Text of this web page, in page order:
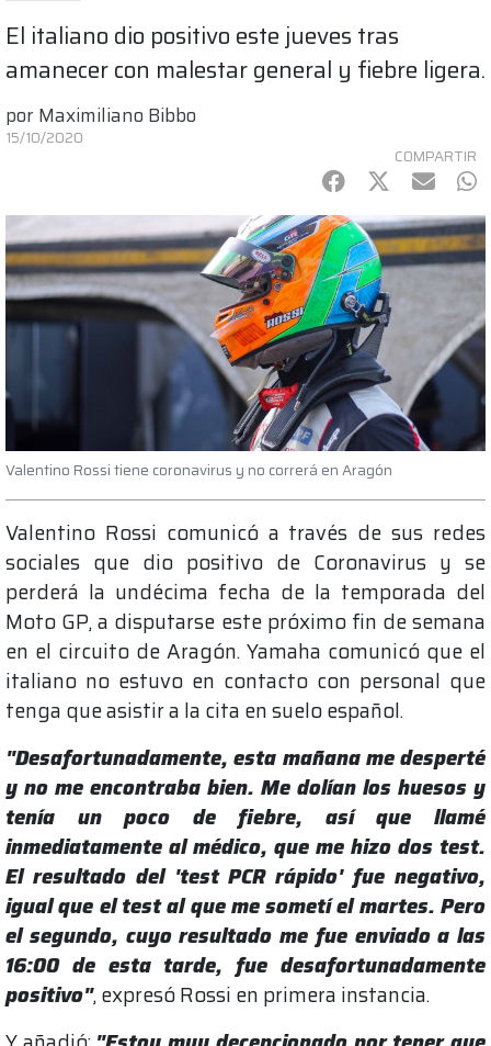
El italiano dio positivo este jueves tras
amanecer con malestar general y fiebre ligera.
por Maximiliano Bibbo
15/10/2020
COMPARTIR
Facebook
Twitter
mail
Valentino Rossi tiene coronavirus y no correrá en Aragón
Valentino Rossi comunicó a través de sus redes
sociales que dio positivo de Coronavirus y se
perderá la undécima fecha de la temporada del
Moto GP, a disputarse este próximo fin de semana
en el circuito de Aragón. Yamaha comunicó que el
italiano no estuvo en contacto con personal que
tenga que asistir a la cita en suelo español.
"Desafortunadamente, esta mañana me desperté
y no me encontraba bien. Me dolían los huesos y
tenía un poco de fiebre, así que llamé
inmediatamente al médico, que me hizo dos test.
El resultado del 'test PCR rápido' fue negativo,
igual que el test al que me sometí el martes. Pero
el segundo, cuyo resultado me fue enviado a las
16:00 de esta tarde, fue desafortunadamente
positivo", expresó Rossi en primera instancia.